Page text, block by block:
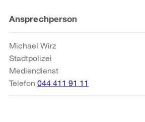
Weitere
Informationen
Ansprechperson
Michael Wirz
Stadtpolizei
Mediendienst
Telefon 044 411 91 11